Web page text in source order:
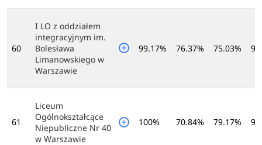
60
I LO z oddziałem
integracyjnym im.
Bolesława
Limanowskiego w
Warszawie
99.17% 76.37% 75.03%
61
Liceum
Ogólnokształcące
Niepubliczne Nr 40
w Warszawie
100% 70.84% 79.17%